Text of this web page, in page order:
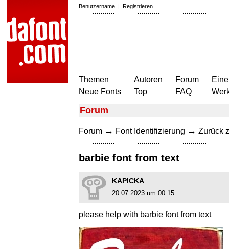
Benutzername | Registrieren
Themen
Neue Fonts
Autoren
Top
Forum
FAQ
Forum
Forum → Font Identifizierung → Zurück
barbie font from text
KAPICKA
20.07.2023 um 00:15
please help with barbie font from text